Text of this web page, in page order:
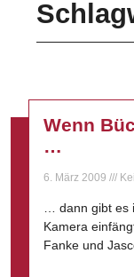
Wenn
…
6. März 2009
… dann gibt es
Kamera
Fanke und